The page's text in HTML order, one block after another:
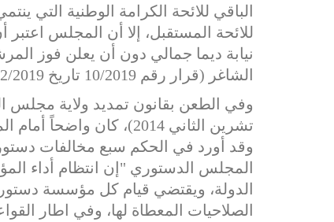
الباقي للائحة الكرامة الوطنية التي
للائحة المستقبل، إلا أن المجلس
نيابة ديما جمالي دون أن يعلن فوز
الشاغر (قرار رقم 10/2019 تاريخ 21/2/2019).
تشرين الثاني 2014)،
وقد أورد في الحكم سبع مخالفات
المجلس الدستوري "إن انتظام أداء
الدولة، ويقتضي قيام كل مؤسسة
الصلاحيات المعطاة لها، وفي اطار